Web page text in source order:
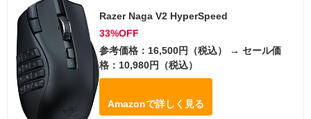
Razer Naga V2 HyperSpeed
33%OFF
参考価格：16,500円（税込） → セール価
格：10,980円（税込）
Amazonで詳しく見る